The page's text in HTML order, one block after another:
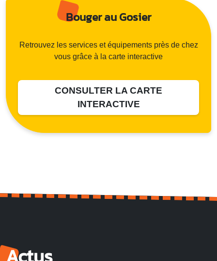
Bouger au Gosier
Retrouvez les services et équipements près de chez
vous grâce à la carte interactive
CONSULTER LA CARTE
INTERACTIVE